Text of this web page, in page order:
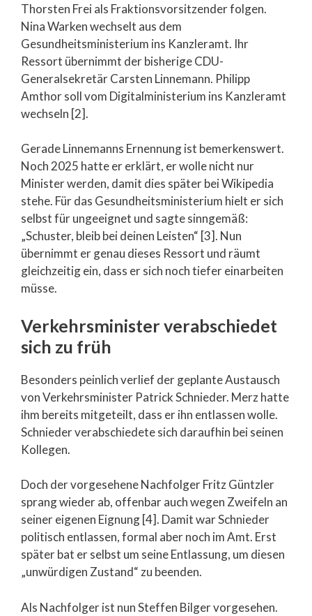
Thorsten Frei als Fraktionsvorsitzender folgen.
Nina Warken wechselt aus dem
Gesundheitsministerium ins Kanzleramt. Ihr
Ressort übernimmt der bisherige CDU-
Generalsekretär Carsten Linnemann. Philipp
Amthor soll vom Digitalministerium ins Kanzleramt
wechseln [2].
Gerade Linnemanns Ernennung ist bemerkenswert.
Noch 2025 hatte er erklärt, er wolle nicht nur
Minister werden, damit dies später bei Wikipedia
stehe. Für das Gesundheitsministerium hielt er sich
selbst für ungeeignet und sagte sinngemäß:
„Schuster, bleib bei deinen Leisten“ [3]. Nun
übernimmt er genau dieses Ressort und räumt
gleichzeitig ein, dass er sich noch tiefer einarbeiten
müsse.
Verkehrsminister verabschiedet
sich zu früh
Besonders peinlich verlief der geplante Austausch
von Verkehrsminister Patrick Schnieder. Merz hatte
ihm bereits mitgeteilt, dass er ihn entlassen wolle.
Schnieder verabschiedete sich daraufhin bei seinen
Kollegen.
Doch der vorgesehene Nachfolger Fritz Güntzler
sprang wieder ab, offenbar auch wegen Zweifeln an
seiner eigenen Eignung [4]. Damit war Schnieder
politisch entlassen, formal aber noch im Amt. Erst
später bat er selbst um seine Entlassung, um diesen
„unwürdigen Zustand“ zu beenden.
Als Nachfolger ist nun Steffen Bilger vorgesehen.